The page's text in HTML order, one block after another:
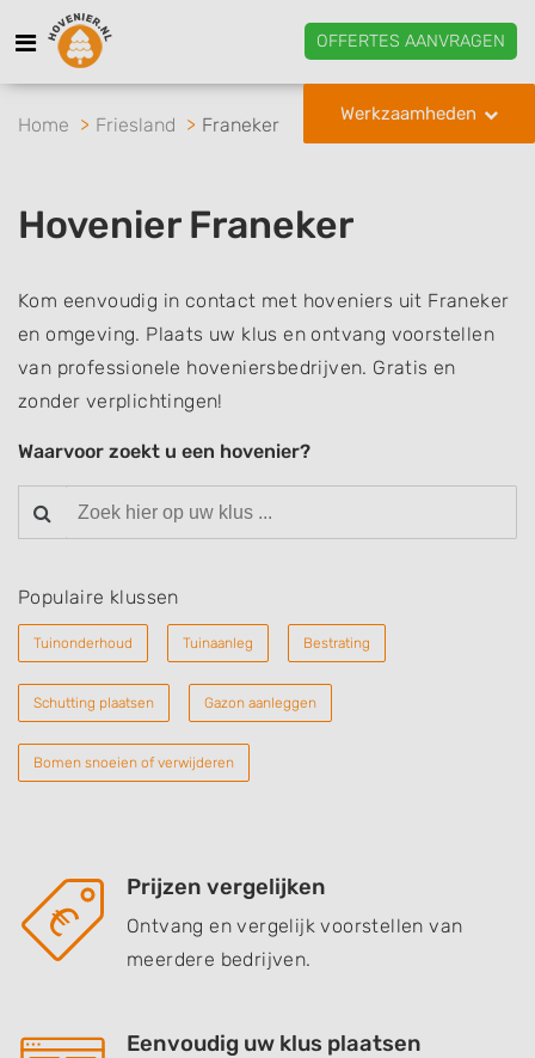
OFFERTES AANVRAGEN
Werkzaamheden
Home Friesland Franeker
Hovenier Franeker
Kom eenvoudig in contact met hoveniers uit Franeker
en omgeving. Plaats uw klus en ontvang voorstellen
van professionele hoveniersbedrijven. Gratis en
zonder verplichtingen!
Waarvoor zoekt u een hovenier?
Populaire klussen
Tuinonderhoud Tuinaanleg Bestrating
Schutting plaatsen Gazon aanleggen
Bomen snoeien of verwijderen
Prijzen vergelijken
Ontvang en vergelijk voorstellen van
meerdere bedrijven.
Eenvoudig uw klus plaatsen